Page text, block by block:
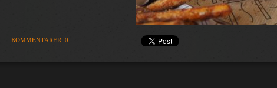
KOMMENTARER: 0